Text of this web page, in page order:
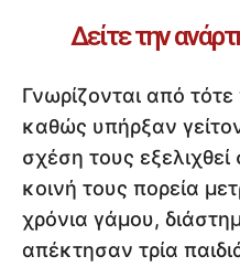
Δείτε την
Γνωρίζονται από
καθώς υπήρξαν
σχέση τους
κοινή τους πορεία
χρόνια γάμου,
απέκτησαν τρία